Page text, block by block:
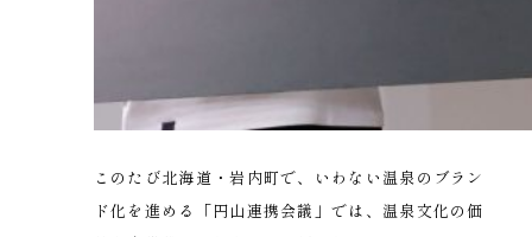
このたび北海道・岩内町で、いわない温泉のブラン
ド化を進める「円山連携会議」では、温泉文化の価